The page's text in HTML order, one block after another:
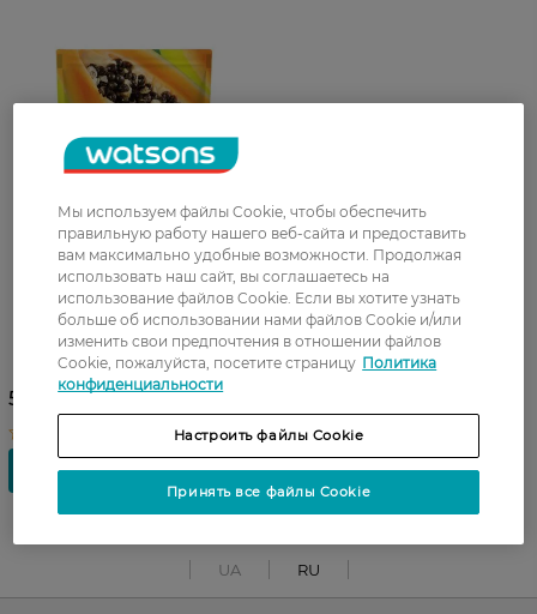
Крем-мыло Fresh Juice
Papaya 460 мл
59,99 ГРН
UA RU
Мы используем файлы Cookie, чтобы обеспечить
правильную работу нашего веб-сайта и предоставить
вам максимально удобные возможности. Продолжая
использовать наш сайт, вы соглашаетесь на
использование файлов Cookie. Если вы хотите узнать
больше об использовании нами файлов Cookie и/или
изменить свои предпочтения в отношении файлов
Cookie, пожалуйста, посетите страницу Политика
конфиденциальности
Настроить файлы Cookie
Принять все файлы Cookie